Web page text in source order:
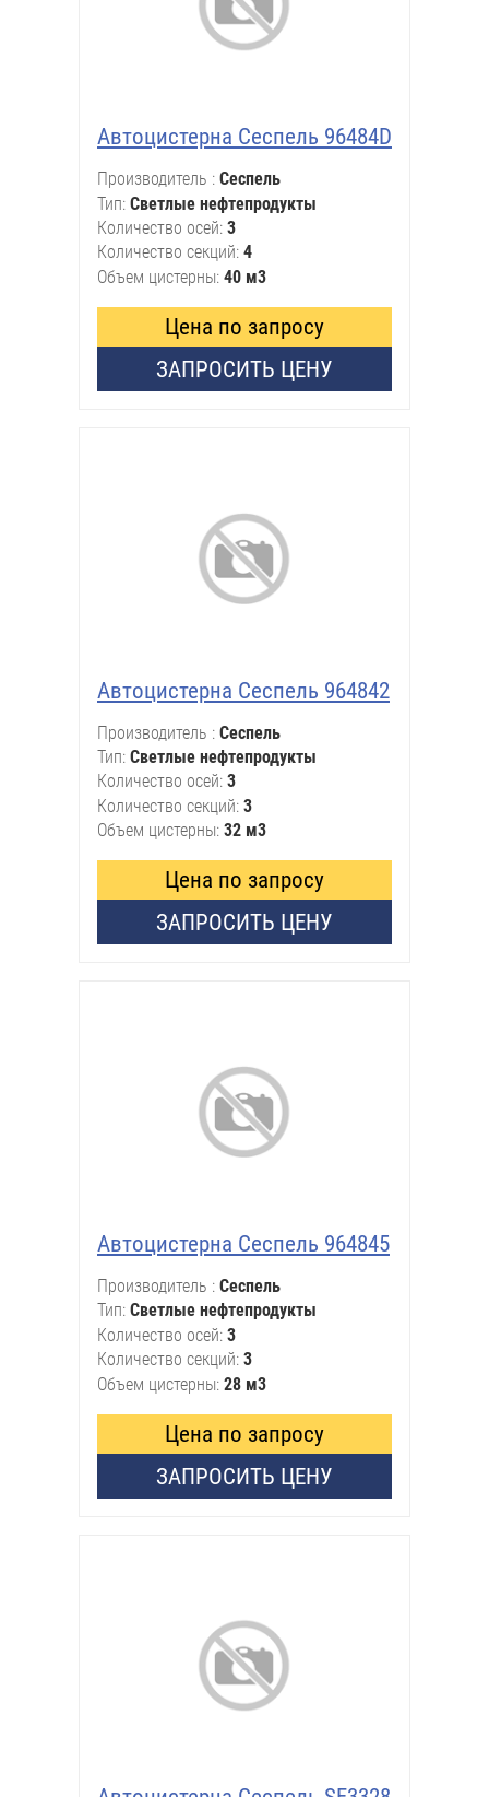
Автоцистерна Сеспель 96484D
Производитель
Сеспель
Тип Светлые нефтепродукты
Количество осей 3
Количество секций 4
Объем цистерны 40 м3
Цена по запросу
ЗАПРОСИТЬ ЦЕНУ
Автоцистерна Сеспель 964842
Производитель
Сеспель
Тип Светлые нефтепродукты
Количество осей 3
Количество секций 3
Объем цистерны 32 м3
Цена по запросу
ЗАПРОСИТЬ ЦЕНУ
Автоцистерна Сеспель 964845
Производитель
Сеспель
Тип Светлые нефтепродукты
Количество осей 3
Количество секций 3
Объем цистерны 28 м3
Цена по запросу
ЗАПРОСИТЬ ЦЕНУ